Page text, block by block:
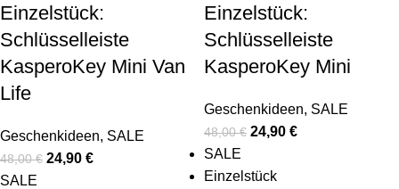
Einzelstück:
Schlüsselleiste
KasperoKey Mini Van
Life
Geschenkideen, SALE
48,00€ 24,90 €
SALE
Einzelstück:
Schlüsselleiste
KasperoKey Mini
Geschenkideen, SALE
48,00€ 24,90 €
SALE
Einzelstück